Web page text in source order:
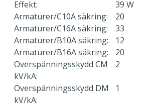
Effekt:
39 W
Armaturer/C10A säkring:
20
Armaturer/C16A säkring:
33
Armaturer/B10A säkring:
12
Armaturer/B16A säkring:
20
Överspänningsskydd CM
kV/kA:
2
Överspänningsskydd DM
kV/kA:
1